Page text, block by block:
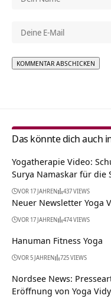
Das könnte dich auch
Yogatherapie Video:
Surya Namaskar für die
VOR 17 JAHREN 437 VIEWS
Neuer Newsletter Yoga
VOR 17 JAHREN 474 VIEWS
Hanuman Fitness Yoga
VOR 5 JAHREN 725 VIEWS
Nordsee News:
Eröffnung von Yoga